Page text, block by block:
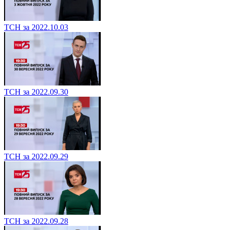
ТСН за 2022.10.03
ТСН за 2022.09.30
ТСН за 2022.09.29
ТСН за 2022.09.28